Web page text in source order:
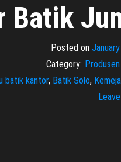
Batik
Posted on
Category:
batik kantor, Batik Solo,